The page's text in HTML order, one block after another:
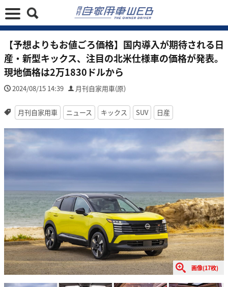
【予想よりもお値ごろ価格】国内導入が期待される日
産・新型キックス、注目の北米仕様車の価格が発表。
現地価格は2万1830ドルから
2024/08/15 14:39 月刊自家用車(原)
月刊自家用車 ニュース キックス SUV 日産
画像(17枚)